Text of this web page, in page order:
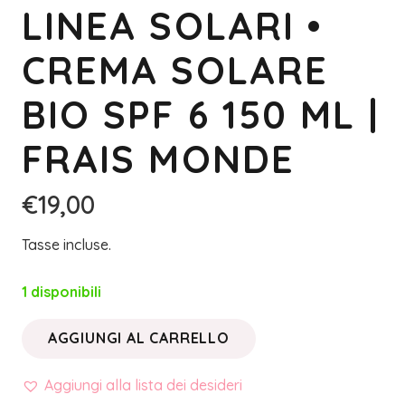
LINEA SOLARI •
CREMA SOLARE
BIO SPF 6 150 ML |
FRAIS MONDE
€19,00
Tasse incluse.
1 disponibili
SOLARI
AGGIUNGI AL CARRELLO
Aggiungi alla lista dei desideri